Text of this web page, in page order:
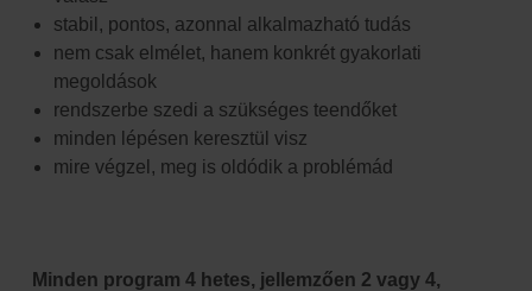
stabil, pontos, azonnal alkalmazható tudás
nem csak elmélet, hanem konkrét gyakorlati
megoldások
rendszerbe szedi a szükséges teendőket
minden lépésen keresztül visz
mire végzel, meg is oldódik a problémád
Minden program 4 hetes, jellemzően 2 vagy 4,